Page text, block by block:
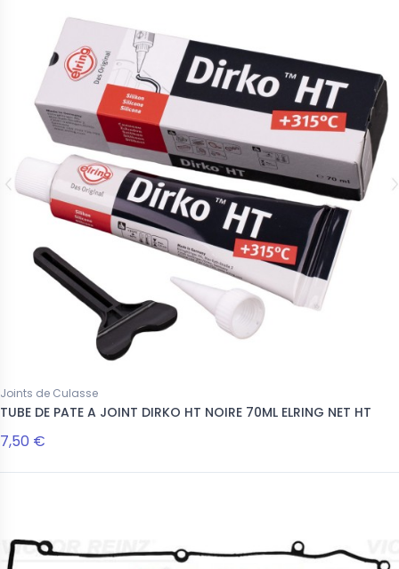
Joints de Culasse
TUBE DE PATE A JOINT DIRKO HT NOIRE 70ML ELRING NET HT
7,50 €